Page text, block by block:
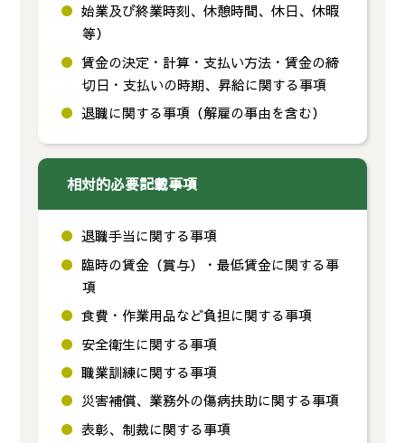
始業及び終業時刻、休憩時間、休日、休暇
等）
賃金の決定・計算・支払い方法・賃金の締
切日・支払いの時期、昇給に関する事項
退職に関する事項（解雇の事由を含む）
相対的必要記載事項
退職手当に関する事項
臨時の賃金（賞与）・最低賃金に関する事
項
食費・作業用品など負担に関する事項
安全衛生に関する事項
職業訓練に関する事項
災害補償、業務外の傷病扶助に関する事項
表彰、制裁に関する事項